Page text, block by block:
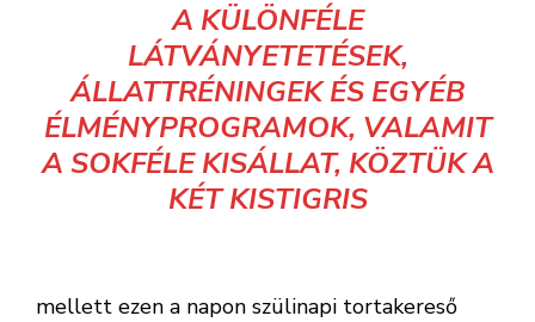
A KÜLÖNFÉLE
LÁTVÁNYETETÉSEK,
ÁLLATTRÉNINGEK ÉS EGYÉB
ÉLMÉNYPROGRAMOK, VALAMIT
A SOKFÉLE KISÁLLAT, KÖZTÜK A
KÉT KISTIGRIS
mellett ezen a napon szülinapi tortakereső